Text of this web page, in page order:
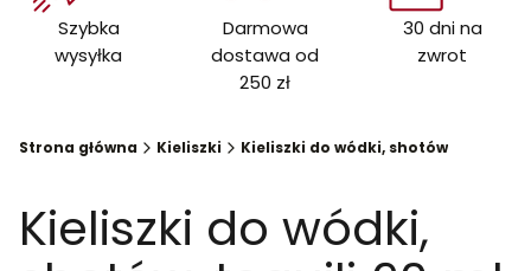
Szybka
wysyłka
Darmowa
dostawa od
250 zł
30 dni na
zwrot
Strona główna Kieliszki Kieliszki do wódki, shotów
Kieliszki do wódki,